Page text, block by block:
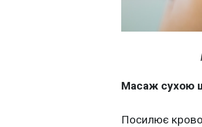
Масаж сухою
Посилює